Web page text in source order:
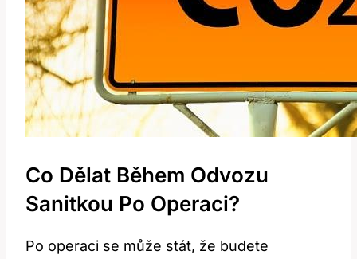
Co Dělat Během Odvozu
Sanitkou Po Operaci?
Po operaci se může stát, že budete